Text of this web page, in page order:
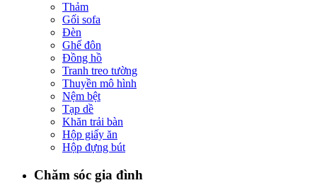
Thảm
Gối sofa
Đèn
Ghế đôn
Đồng hồ
Tranh treo tường
Thuyền mô hình
Nệm bệt
Tạp dề
Khăn trải bàn
Hộp giấy ăn
Hộp đựng bút
Chăm sóc gia đình